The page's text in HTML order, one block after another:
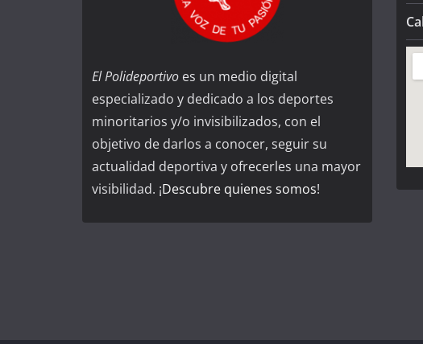
El Polideportivo es un medio digital
especializado y dedicado a los deportes
minoritarios y/o invisibilizados, con el
objetivo de darlos a conocer, seguir su
actualidad deportiva y ofrecerles una mayor
visibilidad. ¡Descubre quienes somos!